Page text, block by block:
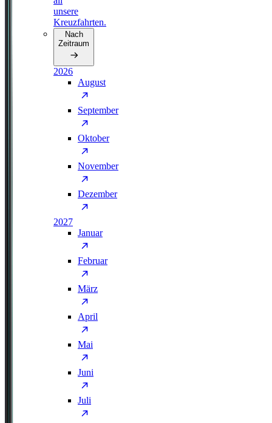
unsere
Kreuzfahrten.
Nach
Zeitraum
2026
August
September
Oktober
November
Dezember
2027
Januar
Februar
März
April
Mai
Juni
Juli